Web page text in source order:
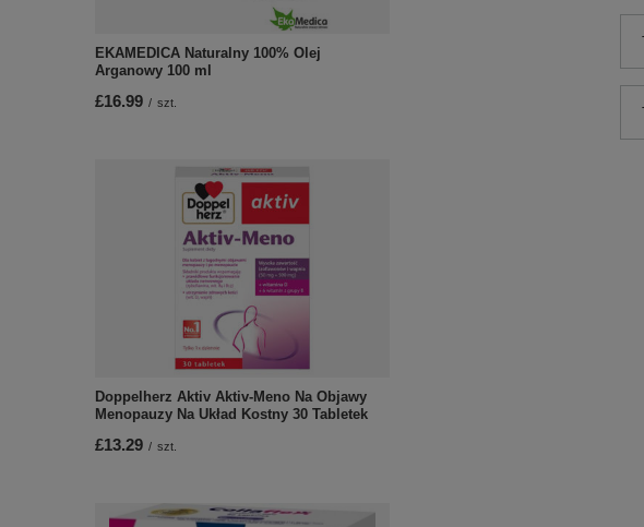
EKAMEDICA Naturalny 100% Olej
Arganowy 100 ml
£16.99 / szt.
Doppelherz Aktiv Aktiv-Meno Na Objawy
Menopauzy Na Układ Kostny 30 Tabletek
£13.29 / szt.